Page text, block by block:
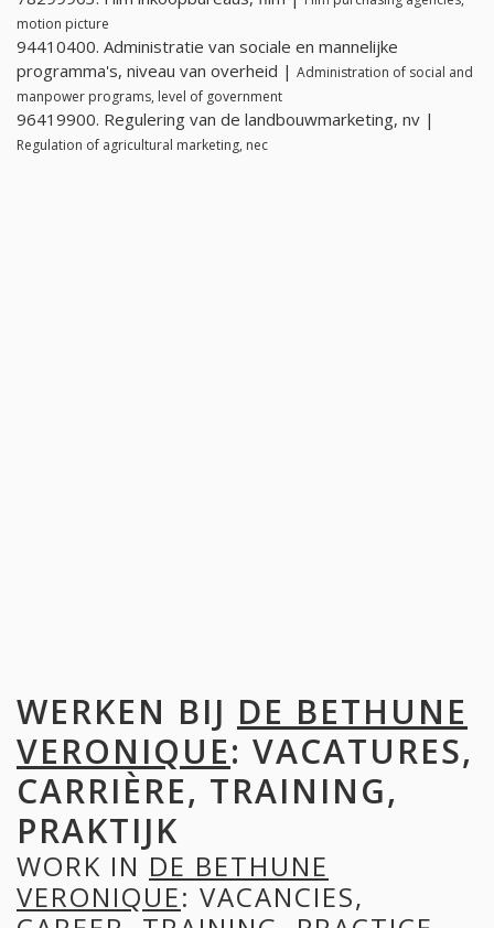
motion picture
94410400. Administratie van sociale en mannelijke
programma's, niveau van overheid | Administration of social and
manpower programs, level of government
96419900. Regulering van de landbouwmarketing, nv |
Regulation of agricultural marketing, nec
WERKEN BIJ DE BETHUNE
VERONIQUE: VACATURES,
CARRIÈRE, TRAINING,
PRAKTIJK
WORK IN DE BETHUNE
VERONIQUE: VACANCIES,